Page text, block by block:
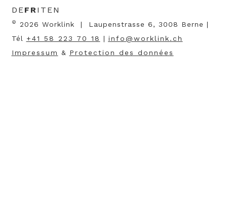
©
2026 Worklink | Laupenstrasse 6, 3008 Berne |
Tél +41 58 223 70 18 | nf w rkl nk ch
Impressum & Protection des données
DEFRIT EN